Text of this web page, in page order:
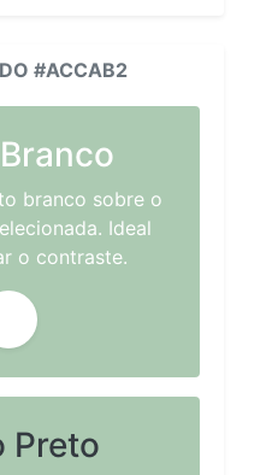
#ACCAB2
branco sobre o
Ideal
o contraste.
Preto